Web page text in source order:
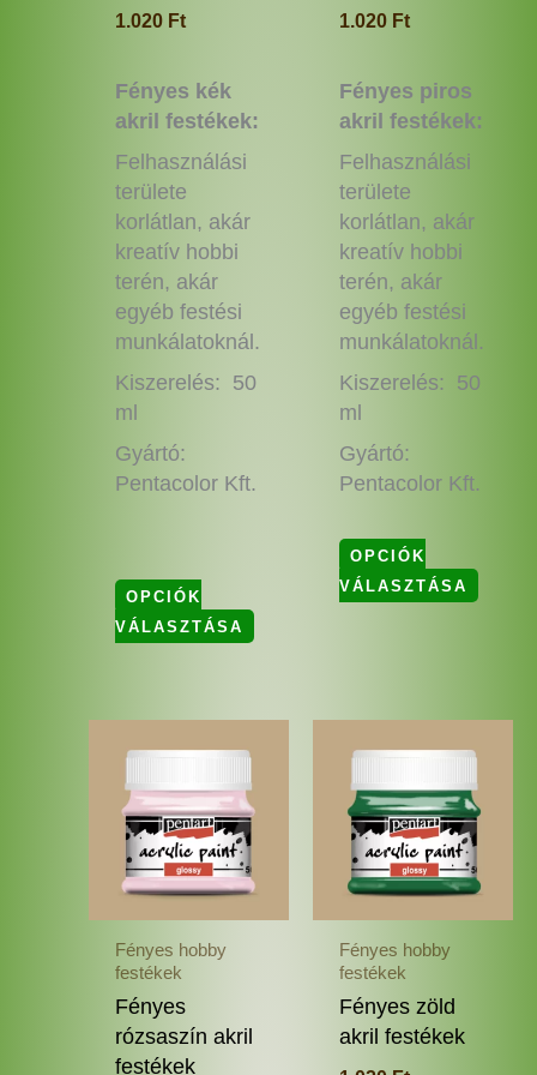
1.020 Ft
Fényes kék
akril festékek:
Felhasználási
területe
korlátlan, akár
kreatív hobbi
terén, akár
egyéb festési
munkálatoknál.
Kiszerelés: 50
ml
Gyártó:
Pentacolor Kft.
OPCIÓK
VÁLASZTÁSA
1.020 Ft
Fényes piros
akril festékek:
Felhasználási
területe
korlátlan, akár
kreatív hobbi
terén, akár
egyéb festési
munkálatoknál.
Kiszerelés: 50
ml
Gyártó:
Pentacolor Kft.
OPCIÓK
VÁLASZTÁSA
Fényes hobby
festékek
Fényes
rózsaszín akril
festékek
terméknek
több
van.
változatok
termékoldalon
választhatók
Fényes hobby
festékek
Fényes zöld
akril festékek
több
van.